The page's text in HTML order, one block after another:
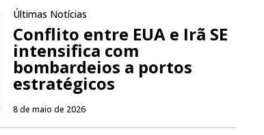
Últimas Notícias
Conflito entre EUA e Irã SE
intensifica com
bombardeios a portos
estratégicos
8 de maio de 2026